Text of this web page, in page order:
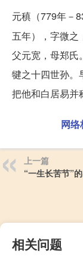
元稹（779年－
五年），字微之
父元宽，母郑氏
犍之十四世孙。
把他和白居易并
网络
上一篇
“一生长苦节”
相关问题